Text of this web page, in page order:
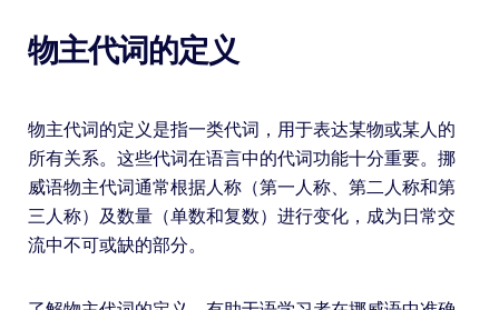
物主代词的定义
物主代词的定义是指一类代词，用于表达某物或某人的
所有关系。这些代词在语言中的代词功能十分重要。挪
威语物主代词通常根据人称（第一人称、第二人称和第
三人称）及数量（单数和复数）进行变化，成为日常交
流中不可或缺的部分。